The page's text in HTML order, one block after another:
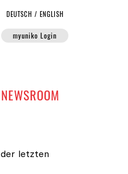
DEUTSCH /ENGLISH
myuniko Login
NEWSROOM
der letzten